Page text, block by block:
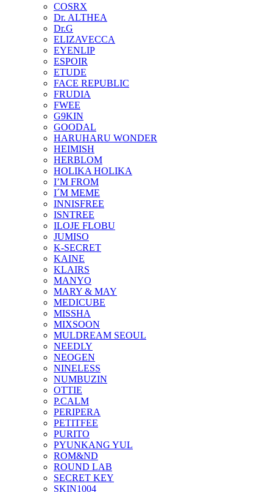
COSRX
Dr. ALTHEA
Dr.G
ELIZAVECCA
EYENLIP
ESPOIR
ETUDE
FACE REPUBLIC
FRUDIA
FWEE
G9KIN
GOODAL
HARUHARU WONDER
HEIMISH
HERBLOM
HOLIKA HOLIKA
I’M FROM
I´M MEME
INNISFREE
ISNTREE
ILOJE FLOBU
JUMISO
K-SECRET
KAINE
KLAIRS
MANYO
MARY & MAY
MEDICUBE
MISSHA
MIXSOON
MULDREAM SEOUL
NEEDLY
NEOGEN
NINELESS
NUMBUZIN
OTTIE
P.CALM
PERIPERA
PETITFEE
PURITO
PYUNKANG YUL
ROM&ND
ROUND LAB
SECRET KEY
SKIN1004